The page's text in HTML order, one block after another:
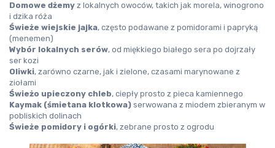
Domowe dżemy z lokalnych owoców, takich jak morela, winogrono
i dzika róża
Świeże wiejskie jajka, często podawane z pomidorami i papryką
(menemen)
Wybór lokalnych serów, od miękkiego białego sera po dojrzały
ser kozi
Oliwki, zarówno czarne, jak i zielone, czasami marynowane z
ziołami
Świeżo upieczony chleb, ciepły prosto z pieca kamiennego
Kaymak (śmietana klotkowa) serwowana z miodem zbieranym w
pobliskich dolinach
Świeże pomidory i ogórki, zebrane prosto z ogrodu